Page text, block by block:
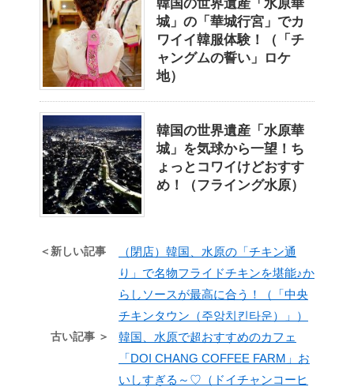
韓国の世界遺産「水原華
城」の「華城行宮」でカ
ワイイ韓服体験！（「チ
ャングムの誓い」ロケ
地）
韓国の世界遺産「水原華
城」を気球から一望！ち
ょっとコワイけどおすす
め！（フライング水原）
＜新しい記事
（閉店）韓国、水原の「チキン通
り」で名物フライドチキンを堪能♪か
らしソースが最高に合う！（「中央
チキンタウン（주앙치킨타운）」）
古い記事 ＞
韓国、水原で超おすすめのカフェ
「DOI CHANG COFFEE FARM」お
いしすぎる～♡（ドイチャンコーヒ